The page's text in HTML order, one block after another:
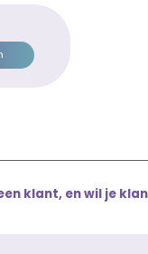
klant, en wil je